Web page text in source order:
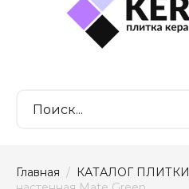
Главная / КАТАЛОГ ПЛИТКИ